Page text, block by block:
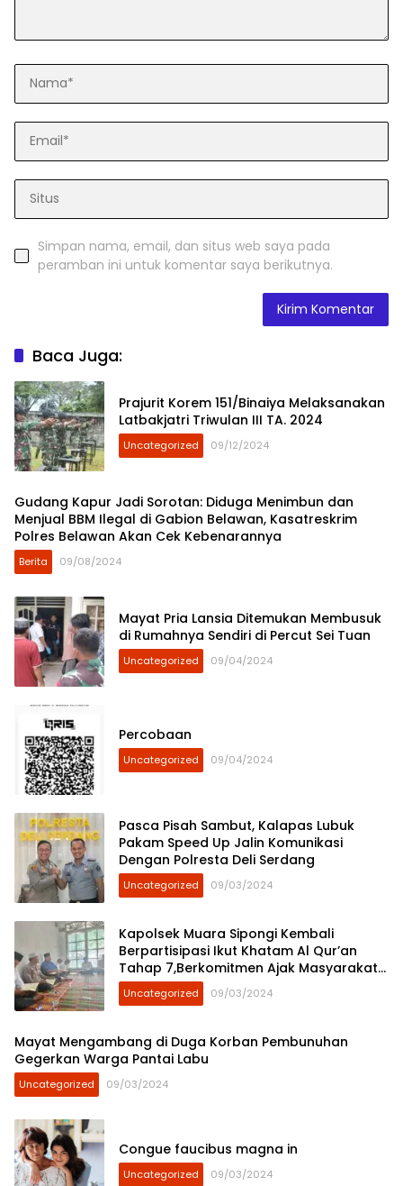
Simpan nama, email, dan situs web saya pada
peramban ini untuk komentar saya berikutnya.
Baca Juga:
Prajurit Korem 151/Binaiya Melaksanakan
Latbakjatri Triwulan III TA. 2024
Uncategorized 09/12/2024
Gudang Kapur Jadi Sorotan: Diduga Menimbun dan
Menjual BBM Ilegal di Gabion Belawan, Kasatreskrim
Polres Belawan Akan Cek Kebenarannya
Berita 09/08/2024
Mayat Pria Lansia Ditemukan Membusuk
di Rumahnya Sendiri di Percut Sei Tuan
Uncategorized 09/04/2024
Percobaan
Uncategorized 09/04/2024
Pasca Pisah Sambut, Kalapas Lubuk
Pakam Speed Up Jalin Komunikasi
Dengan Polresta Deli Serdang
Uncategorized 09/03/2024
Kapolsek Muara Sipongi Kembali
Berpartisipasi Ikut Khatam Al Qur’an
Tahap 7,Berkomitmen Ajak Masyarakat
Untuk Terus Berpartisipasi
Uncategorized 09/03/2024
Mayat Mengambang di Duga Korban Pembunuhan
Gegerkan Warga Pantai Labu
Uncategorized 09/03/2024
Congue faucibus magna in
Uncategorized 09/03/2024